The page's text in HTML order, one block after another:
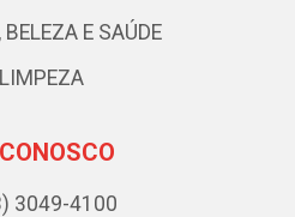
BELEZA E SAÚDE
LIMPEZA
3049-4100